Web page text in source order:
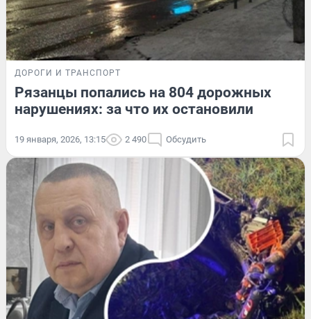
ДОРОГИ И ТРАНСПОРТ
Рязанцы попались на 804 дорожных
нарушениях: за что их остановили
19 января, 2026, 13:15 2 490 Обсудить